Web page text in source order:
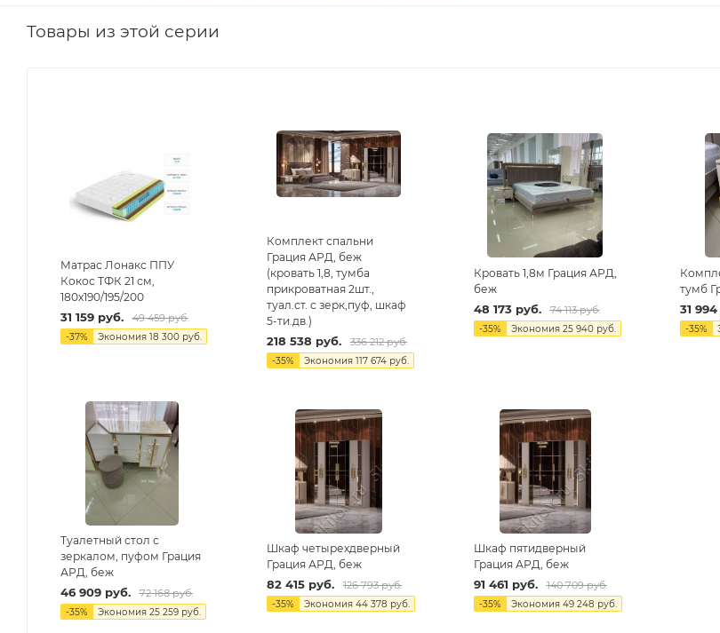
Товары из этой серии
Матрас Лонакс ППУ
Кокос ТФК 21 см,
180х190/195/200
31 159руб. 49 459руб.
-37% Экономия 18 300руб.
Комплект спальни
Грация АРД, беж
(кровать 1,8, тумба
прикроватная 2шт.,
туал.ст. с зерк,пуф, шкаф
5-ти.дв.)
218 538 руб. 336 212руб.
-35% Экономия117 674 руб.
Кровать 1,8м Грация АРД,
беж
48 173руб. 74 113руб.
-35% Экономия 25 940руб.
тумб
31 994
-35%
Туалетный стол с
зеркалом, пуфом Грация
АРД, беж
46 909руб. 72 168руб.
-35% Экономия 25 259руб.
Шкаф четырехдверный
Грация АРД, беж
82 415 руб. 126 793руб.
-35% Экономия44 378 руб.
Шкаф пятидверный
Грация АРД, беж
91 461 руб. 140 709руб.
-35% Экономия 49 248 руб.